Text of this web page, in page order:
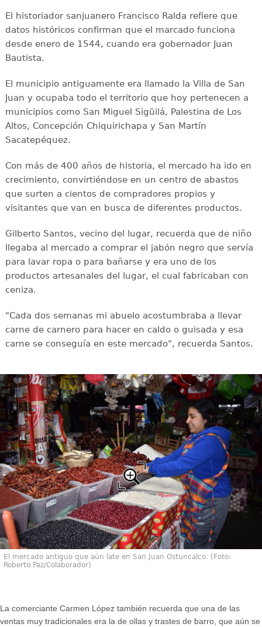
El historiador sanjuanero Francisco Ralda refiere que
datos históricos confirman que el marcado funciona
desde enero de 1544, cuando era gobernador Juan
Bautista.
El municipio antiguamente era llamado la Villa de San
Juan y ocupaba todo el territorio que hoy pertenecen a
municipios como San Miguel Sigüilá, Palestina de Los
Altos, Concepción Chiquirichapa y San Martín
Sacatepéquez.
Con más de 400 años de historia, el mercado ha ido en
crecimiento, convirtiéndose en un centro de abastos
que surten a cientos de compradores propios y
visitantes que van en busca de diferentes productos.
Gilberto Santos, vecino del lugar, recuerda que de niño
llegaba al mercado a comprar el jabón negro que servía
para lavar ropa o para bañarse y era uno de los
productos artesanales del lugar, el cual fabricaban con
ceniza.
"Cada dos semanas mi abuelo acostumbraba a llevar
carne de carnero para hacer en caldo o guisada y esa
carne se conseguía en este mercado", recuerda Santos.
El mercado antiguo que aún late en San Juan Ostuncalco. (Foto:
Roberto Paz/Colaborador)
La comerciante Carmen López también recuerda que una de las
ventas muy tradicionales era la de ollas y trastes de barro, que aún se